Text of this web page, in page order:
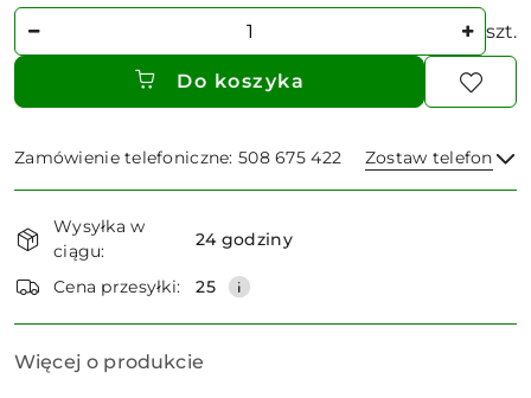
Ilość szt.
Do koszyka
Zamówienie telefoniczne: 508 675 422 Zostaw telefon
i
dostawa
Wysyłka w
ciągu:
24 godziny
Cena przesyłki: 25
Więcej o produkcie